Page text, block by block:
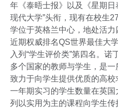
年《泰晤士报》以及《星期日
现代大学”头衔，现有在校生
学位于英格兰中心，地处活
近期权威排名QS世界最佳大
入列“学生评价类”第四名。
多个国家的教师与学生，是一
致力于向学生提供优质的高
一年期实习的学生数量在英
列以实用为主的课程向学生